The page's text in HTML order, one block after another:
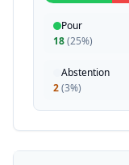
Pour
18(25%)
Abstention
2(3%)